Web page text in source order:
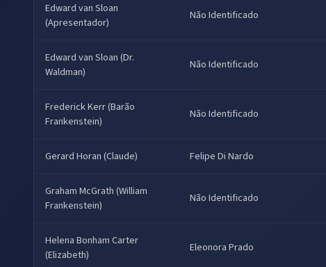
Edward van Sloan
(Apresentador)
Não Identificado
Edward van Sloan (Dr.
Waldman)
Não Identificado
Frederick Kerr (Barão
Frankenstein)
Não Identificado
Gerard Horan (Claude) Felipe Di Nardo
Graham McGrath (William
Frankenstein)
Não Identificado
Helena Bonham Carter
(Elizabeth)
Eleonora Prado